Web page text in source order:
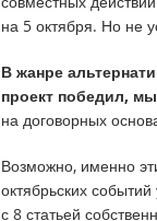
на 5 октября. Но не
В жанре
проект победил,
на договорных
Возможно, именно
октябрьских
с 8 статьей